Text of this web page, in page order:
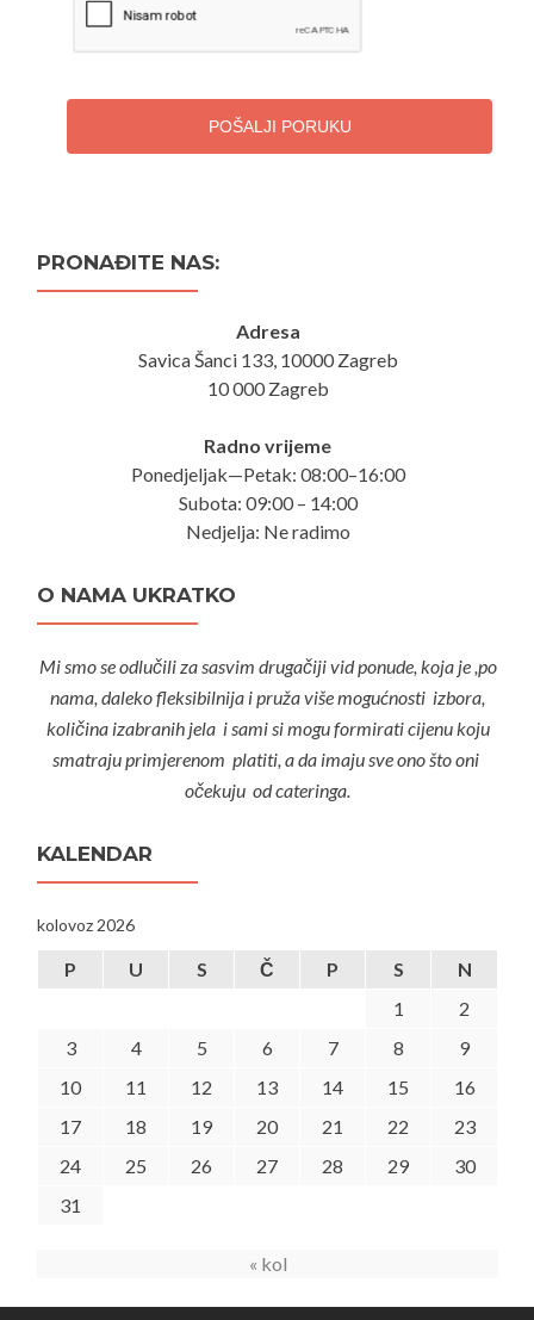
POŠALJI PORUKU
PRONAĐITE NAS:
Adresa
Savica Šanci 133, 10000 Zagreb
10 000 Zagreb
Radno vrijeme
Ponedjeljak—Petak: 08:00–16:00
Subota: 09:00 – 14:00
Nedjelja: Ne radimo
O NAMA UKRATKO
Mi smo se odlučili za sasvim drugačiji vid ponude, koja je ,po
nama, daleko fleksibilnija i pruža više mogućnosti izbora,
količina izabranih jela i sami si mogu formirati cijenu koju
smatraju primjerenom platiti, a da imaju sve ono što oni
očekuju od cateringa.
KALENDAR
kolovoz 2026
P U S Č P S
N
1
2
3
4 5 6 7 8
9
10
11 12 13 14 15
16
17
18 19 20 21 22
23
24
25 26 27 28 29
30
31
« kol